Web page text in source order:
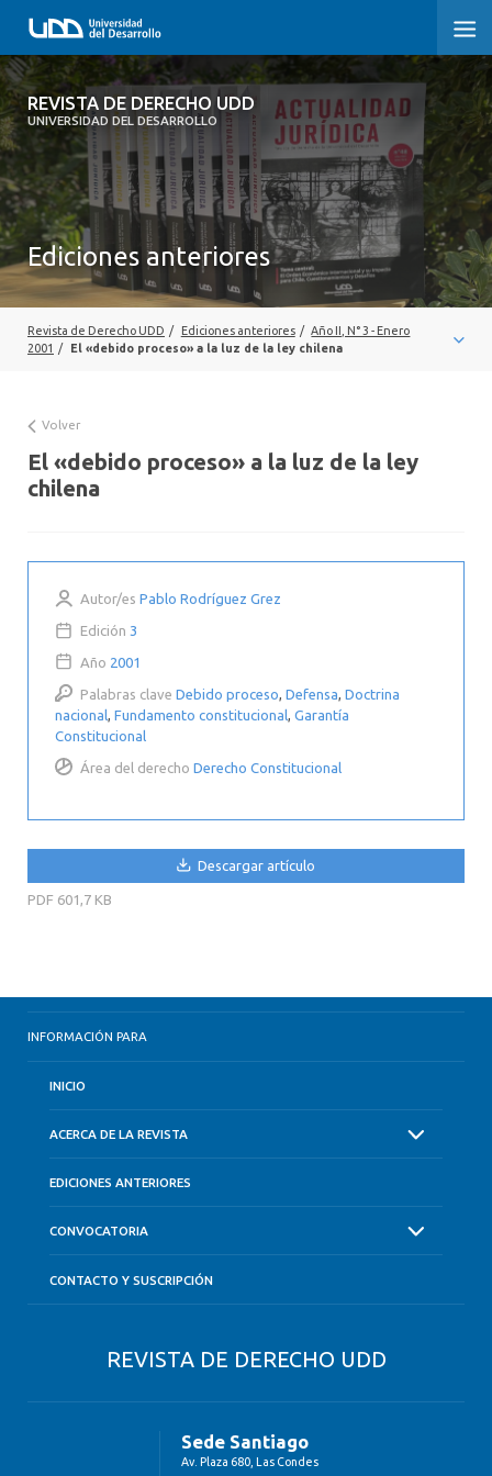
REVISTA DE DERECHO UDD
UNIVERSIDAD DEL DESARROLLO
REVISTA DE DERECHO UDD
INICIO
ACERCA DE LA REVISTA
EDICIONES ANTERIORES
CONVOCATORIA
CONTACTO Y SUSCRIPCIÓN
Ediciones anteriores
Revista de Derecho UDD / Ediciones anteriores / Año II, N° 3 - Enero
2001 / El «debido proceso» a la luz de la ley chilena
Volver
El «debido proceso» a la luz de la ley
chilena
Autor/es Pablo Rodríguez Grez
Edición 3
Año 2001
Palabras clave Debido proceso Defensa Doctrina
nacional ,Fundamento constitucional ,Garantía
Constitucional
Área del derecho Derecho Constitucional
Descargar artículo
PDF 601,7 KB
INFORMACIÓN PARA
INICIO
ACERCA DE LA REVISTA
EDICIONES ANTERIORES
CONVOCATORIA
CONTACTO Y SUSCRIPCIÓN
REVISTA DE DERECHO UDD
Sede Santiago
Av. Plaza 680, Las Condes